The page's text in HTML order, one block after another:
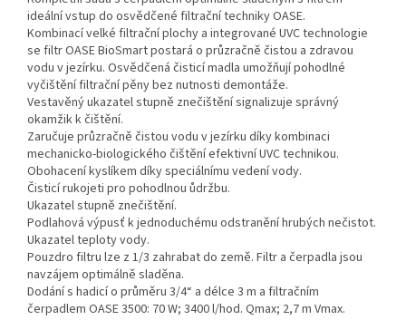
ideální vstup do osvědčené filtrační techniky OASE.
Kombinací velké filtrační plochy a integrované UVC technologie
se filtr OASE BioSmart postará o průzračně čistou a zdravou
vodu v jezírku. Osvědčená čisticí madla umožňují pohodlné
vyčištění filtrační pěny bez nutnosti demontáže.
Vestavěný ukazatel stupně znečištění signalizuje správný
okamžik k čištění.
Zaručuje průzračně čistou vodu v jezírku díky kombinaci
mechanicko-biologického čištění efektivní UVC technikou.
Obohacení kyslíkem díky speciálnímu vedení vody.
Čisticí rukojeti pro pohodlnou ůdržbu.
Ukazatel stupně znečištění.
Podlahová výpusť k jednoduchému odstranění hrubých nečistot.
Ukazatel teploty vody.
Pouzdro filtru lze z 1/3 zahrabat do země. Filtr a čerpadla jsou
navzájem optimálně sladěna.
Dodání s hadicí o průměru 3/4“ a délce 3 m a filtračním
čerpadlem OASE 3500: 70 W; 3400 l/hod. Qmax; 2,7 m Vmax.